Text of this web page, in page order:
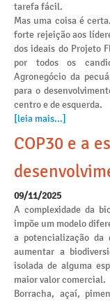
tarefa fácil.
Mas uma coisa é
forte rejeição aos
dos ideais do Projeto
por todos os
Agronegócio da
para o
centro e de esquerda.
[leia mais...]
COP30 e a
09/11/2025
A complexidade da
impõe um modelo
a potencialização da
aumentar a
isolada de alguma
maior valor comercial.
Borracha, açaí,